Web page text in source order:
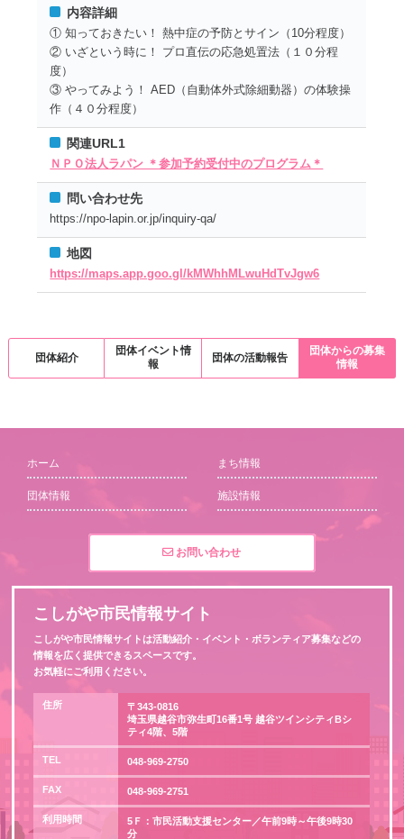
内容詳細
① 知っておきたい！ 熱中症の予防とサイン（10分程度）
② いざという時に！ プロ直伝の応急処置法（１０分程
度）
③ やってみよう！ AED（自動体外式除細動器）の体験操
作（４０分程度）
関連URL1
ＮＰＯ法人ラパン ＊参加予約受付中のプログラム＊
問い合わせ先
https://npo-lapin.or.jp/inquiry-qa/
地図
https://maps.app.goo.gl/kMWhhMLwuHdTvJgw6
団体紹介
団体イベント情
報
団体の活動報告
団体からの募集
情報
ホーム まち情報
団体情報 施設情報
お問い合わせ
こしがや市民情報サイト
こしがや市民情報サイトは活動紹介・イベント・ボランティア募集などの
情報を広く提供できるスペースです。
お気軽にご利用ください。
住所
〒343-0816
埼玉県越谷市弥生町16番1号 越谷ツインシティBシ
ティ4階、5階
TEL 048-969-2750
FAX 048-969-2751
利用時間
5Ｆ：市民活動支援センター／午前9時～午後9時30
分